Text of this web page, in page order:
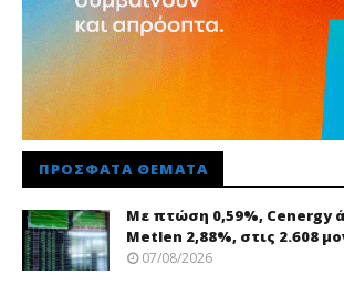
ΠΡΌΣΦΑΤΑ ΘΈΜΑΤΑ
Με πτώση 0,59%, Cenergy
Metlen 2,88%, στις 2.608
07/08/2026